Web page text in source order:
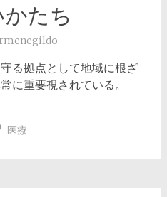
たち
る拠点として地域に根ざ
に重要視されている。
医療